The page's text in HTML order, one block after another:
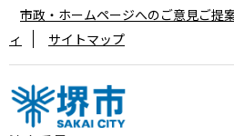
市政・ホームページへのご意見ご提
ィ
サイトマップ